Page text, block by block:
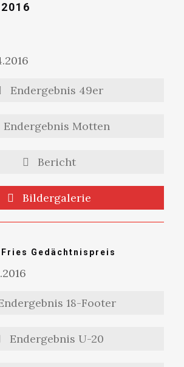
Endergebnis 49er
Endergebnis Motten
Bericht
Bildergalerie
Gedächtnispreis
18-Footer
Endergebnis U-20